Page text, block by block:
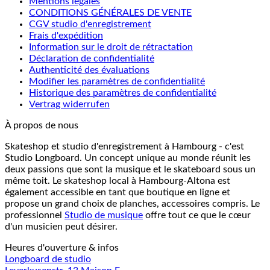
CONDITIONS GÉNÉRALES DE VENTE
CGV studio d'enregistrement
Frais d'expédition
Information sur le droit de rétractation
Déclaration de confidentialité
Authenticité des évaluations
Modifier les paramètres de confidentialité
Historique des paramètres de confidentialité
Vertrag widerrufen
À propos de nous
Skateshop et studio d'enregistrement à Hambourg - c'est
Studio Longboard. Un concept unique au monde réunit les
deux passions que sont la musique et le skateboard sous un
même toit. Le skateshop local à Hambourg-Altona est
également accessible en tant que boutique en ligne et
propose un grand choix de planches, accessoires compris. Le
professionnel Studio de musique offre tout ce que le cœur
d'un musicien peut désirer.
Heures d'ouverture & infos
Longboard de studio